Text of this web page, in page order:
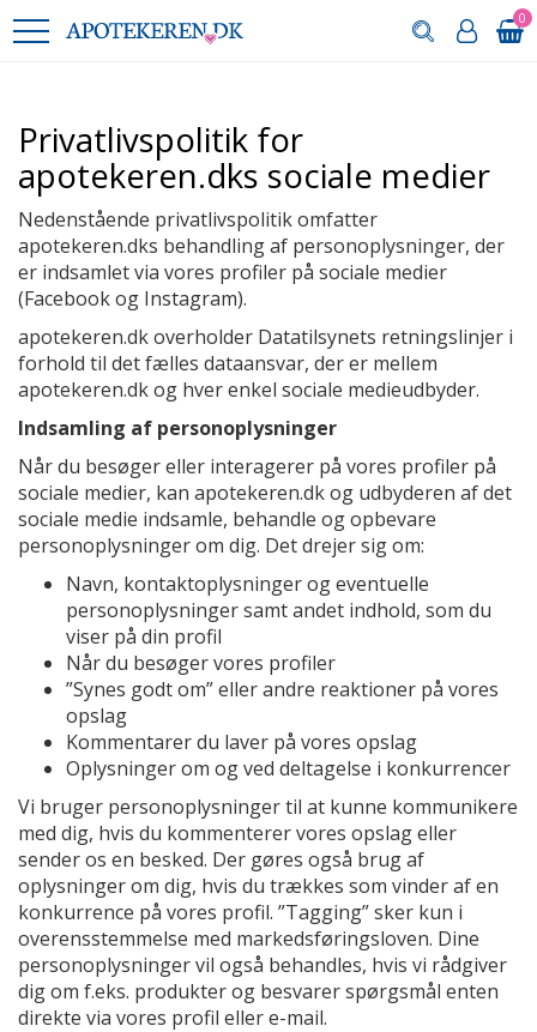
0
Privatlivspolitik for
apotekeren.dks sociale medier
Nedenstående privatlivspolitik omfatter
apotekeren.dks behandling af personoplysninger, der
er indsamlet via vores profiler på sociale medier
(Facebook og Instagram).
apotekeren.dk overholder Datatilsynets retningslinjer i
forhold til det fælles dataansvar, der er mellem
apotekeren.dk og hver enkel sociale medieudbyder.
Indsamling af personoplysninger
Når du besøger eller interagerer på vores profiler på
sociale medier, kan apotekeren.dk og udbyderen af det
sociale medie indsamle, behandle og opbevare
personoplysninger om dig. Det drejer sig om:
Navn, kontaktoplysninger og eventuelle
personoplysninger samt andet indhold, som du
viser på din profil
Når du besøger vores profiler
”Synes godt om” eller andre reaktioner på vores
opslag
Kommentarer du laver på vores opslag
Oplysninger om og ved deltagelse i konkurrencer
Vi bruger personoplysninger til at kunne kommunikere
med dig, hvis du kommenterer vores opslag eller
sender os en besked. Der gøres også brug af
oplysninger om dig, hvis du trækkes som vinder af en
konkurrence på vores profil. ”Tagging” sker kun i
overensstemmelse med markedsføringsloven. Dine
personoplysninger vil også behandles, hvis vi rådgiver
dig om f.eks. produkter og besvarer spørgsmål enten
direkte via vores profil eller e-mail.